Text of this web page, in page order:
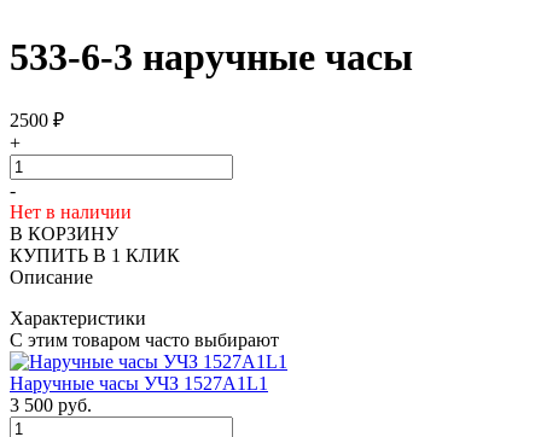
533-6-3 наручные часы
2500 ₽
+
-
Нет в наличии
В КОРЗИНУ
КУПИТЬ В 1 КЛИК
Описание
Характеристики
С этим товаром часто выбирают
Наручные часы УЧЗ 1527A1L1
3 500 руб.